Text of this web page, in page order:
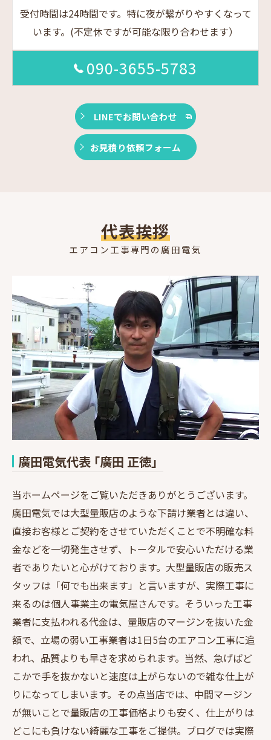
受付時間は24時間です。特に夜が繋がりやすくなって
います。(不定休ですが可能な限り合わせます）
090-3655-5783
LINEでお問い合わせ
お見積り依頼フォーム
エアコン工事専門の廣田電気
代表挨拶
廣田電気代表 ｢廣田 正徳」
当ホームページをご覧いただきありがとうございます。
廣田電気では大型量販店のような下請け業者とは違い、
直接お客様とご契約をさせていただくことで不明確な料
金などを一切発生させず、トータルで安心いただける業
者でありたいと心がけております。大型量販店の販売ス
タッフは「何でも出来ます」と言いますが、実際工事に
来るのは個人事業主の電気屋さんです。そういった工事
業者に支払われる代金は、量販店のマージンを抜いた金
額で、立場の弱い工事業者は1日5台のエアコン工事に追
われ、品質よりも早さを求められます。当然、急げばど
こかで手を抜かないと速度は上がらないので雑な仕上が
りになってしまいます。その点当店では、中間マージン
が無いことで量販店の工事価格よりも安く、仕上がりは
どこにも負けない綺麗な工事をご提供。ブログでは実際